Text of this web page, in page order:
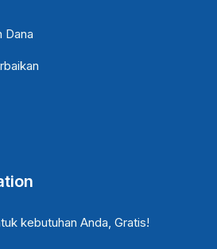
Dana
kebutuhan Anda, Gratis!